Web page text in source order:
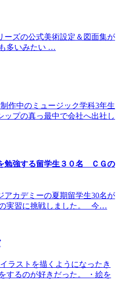
ーズの公式美術設定＆図面集が
多いみたい …
作中のミュージック学科3年生
ップの真っ最中で会社へ出社し
勉強する留学生３０名 ＣＧの
カデミーの夏期留学生30名が
実習に挑戦しました。 今…
ストを描くようになったき
するのが好きだった。 ・絵を